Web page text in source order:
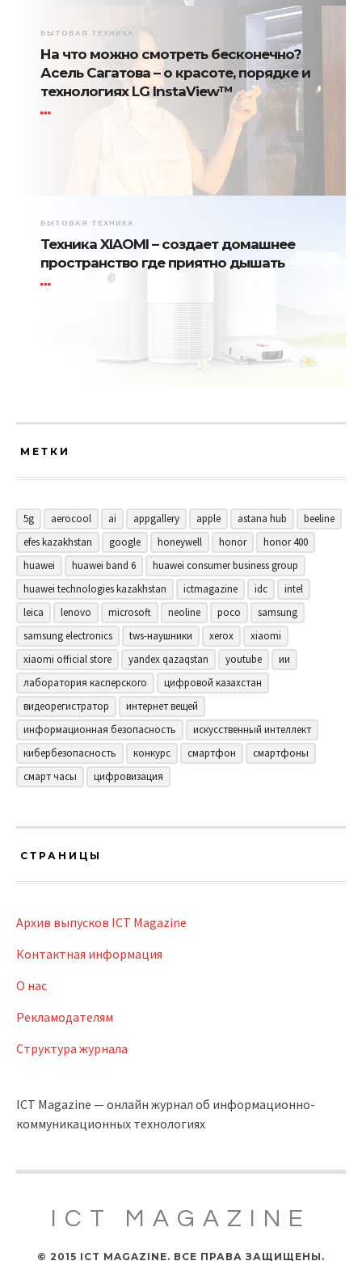
БЫТОВАЯ ТЕХНИКА
На что можно смотреть бесконечно?
Асель Сагатова – о красоте, порядке и
технологиях LG InstaView™
БЫТОВАЯ ТЕХНИКА
Техника XIAOMI – создает домашнее
пространство где приятно дышать
МЕТКИ
5g aerocool ai appgallery apple astana hub
beeline
efes kazakhstan
google honeywell honor
honor 400
huawei
huawei band 6
huawei consumer business group
huawei technologies kazakhstan
ictmagazine idc
intel
leica
lenovo microsoft neoline poco
samsung
samsung electronics
tws-наушники xerox
xiaomi
xiaomi official store
yandex qazaqstan youtube
ии
лаборатория касперского
цифровой казахстан
видеорегистратор
интернет вещей
информационная безопасность
искусственный интеллект
кибербезопасность
конкурс смартфон
смартфоны
смарт часы
цифровизация
СТРАНИЦЫ
Архив выпусков ICT Magazine
Контактная информация
О нас
Рекламодателям
Структура журнала
ICT Magazine — онлайн журнал об информационно-
коммуникационных технологиях
ICT MAGAZINE
© 2015 ICT MAGAZINE. ВСЕ ПРАВА ЗАЩИЩЕНЫ.